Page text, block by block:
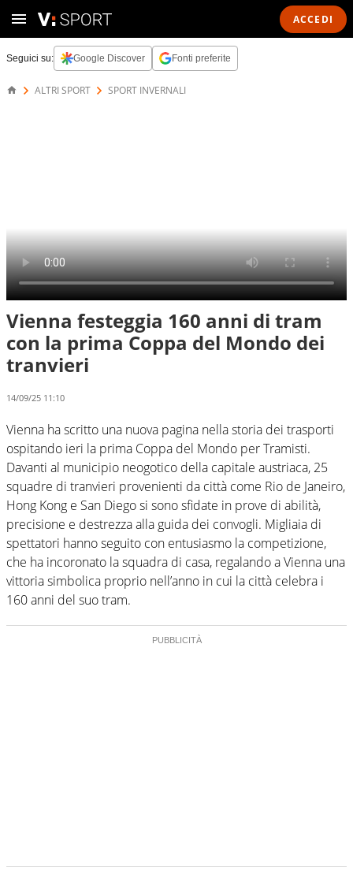
ACCEDI
Seguici su: Google Discover Fonti preferite
ALTRI SPORT SPORT INVERNALI
Vienna festeggia 160 anni di tram
con la prima Coppa del Mondo dei
tranvieri
14/09/25 11:10
Vienna ha scritto una nuova pagina nella storia dei trasporti
ospitando ieri la prima Coppa del Mondo per Tramisti.
Davanti al municipio neogotico della capitale austriaca, 25
squadre di tranvieri provenienti da città come Rio de Janeiro,
Hong Kong e San Diego si sono sfidate in prove di abilità,
precisione e destrezza alla guida dei convogli. Migliaia di
spettatori hanno seguito con entusiasmo la competizione,
che ha incoronato la squadra di casa, regalando a Vienna una
vittoria simbolica proprio nell’anno in cui la città celebra i
160 anni del suo tram.